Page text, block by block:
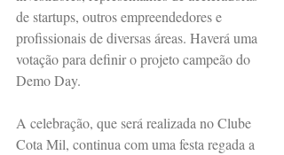
de startups, outros empreendedores e
profissionais de diversas áreas. Haverá uma
votação para definir o projeto campeão do
Demo Day.
A celebração, que será realizada no Clube
Cota Mil, continua com uma festa regada a